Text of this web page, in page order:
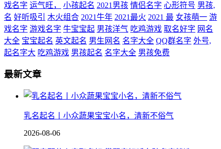
戏名字 运气旺， 小孩起名 2021男孩 情侣名字 心形符号 男孩,
名 好听吸引 木火组合 2021牛年 2021最火 2021 最 女孩萌一 游
戏名字 游戏名字 牛宝宝起 男孩洋气 吃鸡游戏 取名好字 网名
大全 宝宝起名 英文起名 男生网名 名字大全 QQ群名字 外号,
起名字大 吃鸡游戏 男孩起名 名字大全 男孩免费
最新文章
乳名起名丨小众蔬果宝宝小名，清新不俗气
2026-08-06